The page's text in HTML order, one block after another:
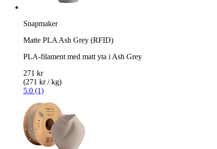
Snapmaker
Matte PLA Ash Grey (RFID)
PLA-filament med matt yta i Ash Grey
271 kr
(271 kr / kg)
5.0 (1)